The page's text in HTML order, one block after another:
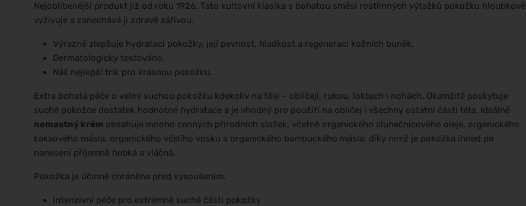
Nejoblíbenější produkt již od roku 1926. Tato kultovní klasika s bohatou směsí rostlinných výtažků pokožku hloubkově
vyživuje a zanechává ji zdravě zářivou.
Výrazně zlepšuje hydrataci pokožky, její pevnost, hladkost a regeneraci kožních buněk.
Dermatologicky testováno.
Náš nejlepší trik pro krásnou pokožku.
Extra bohatá péče o velmi suchou pokožku kdekoliv na těle – obličeji, rukou, loktech i nohách. Okamžitě poskytuje
suché pokožce dostatek hodnotné hydratace a je vhodný pro použití na obličej i všechny ostatní části těla. Ideálně
nemastný krém obsahuje mnoho cenných přírodních složek, včetně organického slunečnicového oleje, organického
kakaového másla, organického včelího vosku a organického bambuckého másla, díky nimž je pokožka ihned po
nanesení příjemně hebká a vláčná.
Pokožka je účinně chráněna před vysoušením.
Intenzivní péče pro extrémně suché části pokožky